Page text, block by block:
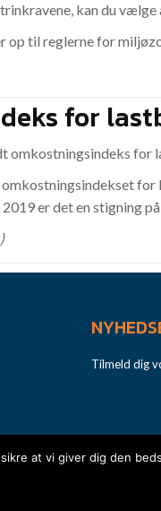
kan du
til reglerne for
for
omkostningsindeks
er det en stigning
Tilmeld dig
at vi giver dig den